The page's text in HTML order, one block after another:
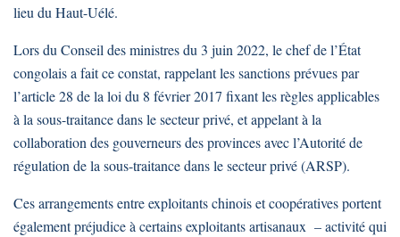
lieu du Haut-Uélé.
Lors du Conseil des ministres du 3 juin 2022, le chef de l’État
congolais a fait ce constat, rappelant les sanctions prévues par
l’article 28 de la loi du 8 février 2017 fixant les règles applicables
à la sous-traitance dans le secteur privé, et appelant à la
collaboration des gouverneurs des provinces avec l’Autorité de
régulation de la sous-traitance dans le secteur privé (ARSP).
Ces arrangements entre exploitants chinois et coopératives portent
également préjudice à certains exploitants artisanaux – activité qui